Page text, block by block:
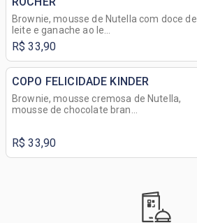
Brownie, mousse de Nutella com doce de
leite e ganache ao le...
R$ 33,90
COPO FELICIDADE KINDER
Brownie, mousse cremosa de Nutella,
mousse de chocolate bran...
R$ 33,90